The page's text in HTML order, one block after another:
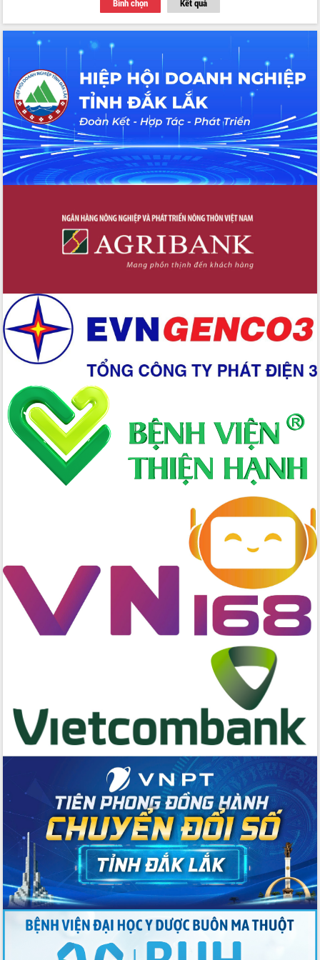
Tập huấn ứng dụng trí tuệ nhân tạo (AI)
trong thương mại điện tử năm 2026
Đoàn đại biểu Quốc hội tỉnh Đắk Lắk
trao đổi thông tin trước Kỳ họp thứ
nhất, Quốc hội khóa XVI
Quyết liệt cải cách hành chính, khơi
thông nguồn lực phát triển
Nâng cao hiệu lực, hiệu quả HĐND
tỉnh thông qua hiện đại hóa hành chính
Xã Ea Phê gắn cải cách hành chính với
chuyển đổi số
Phó Chủ tịch Thường trực UBND tỉnh
tâm Phục vụ hành chính công xã Ea
Xây dựng nền hành chính số đồng
hành cùng nông dân dân, doanh nghiệp
đấu có 77% xã đạt chuẩn nông thôn
mới
Chuyển đổi số 'mở đường' cho nông
nghiệp Đắk Lắk tăng trưởng bứt phá
Triển khai đồng bộ đo đạc, lập hồ sơ
địa chính, hoàn thiện cơ sở dữ liệu đất
Ứng dụng sinh trắc học - Bước tiến
trong hành trình chuyển đổi số tại Đắk
Lắk
Đắk Lắk nâng cao hiệu quả công tác
Đảng từ Sổ tay đảng viên điện tử
Đắk Lắk đẩy mạnh nuôi biển công
Đắk Lắk phát động hưởng ứng Ngày
Quyền của người tiêu dùng Việt Nam
2026
Đẩy mạnh cải cách hành chính, quyết
tâm đạt được mục tiêu tăng trưởng
Huy giữ chức Bí thư Đảng ủy Ủy Ban
Nhân dân tỉnh
Bệnh án điện tử thúc đẩy chuyển đổi
số y tế tại Đắk Lắk
Chuyển đổi số thư viện: Mở rộng
không gian tri thức trong thời đại số
Đánh giá, rút kinh nghiệm công tác tổ
chức diễn tập trước ngày bầu cử
Chương trình “Gặp gỡ hữu nghị –
Friendship Meeting New Year 2026”
Bầu cử Quốc hội và HĐND: Cử tri Đắk
Lắk gửi gắm niềm tin, kỳ vọng vào lá
phiếu
Đắk Lắk sẵn sàng các điều kiện cho
Ngày hội bầu cử đại biểu Quốc hội
khóa XVI và HĐND các cấp nhiệm kỳ
Bình chọn Kết quả